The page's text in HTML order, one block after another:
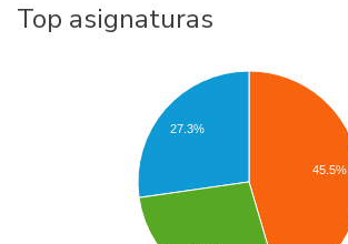
Top asignaturas
45.5%
27.3%